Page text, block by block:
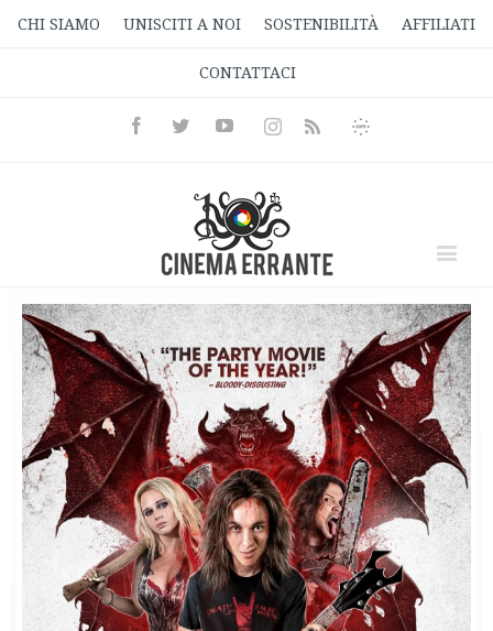
CHI SIAMO UNISCITI A NOI SOSTENIBILITÀ AFFILIATI
CONTATTACI
FacebookTwitterYoutubeInstagramRss
Informativa